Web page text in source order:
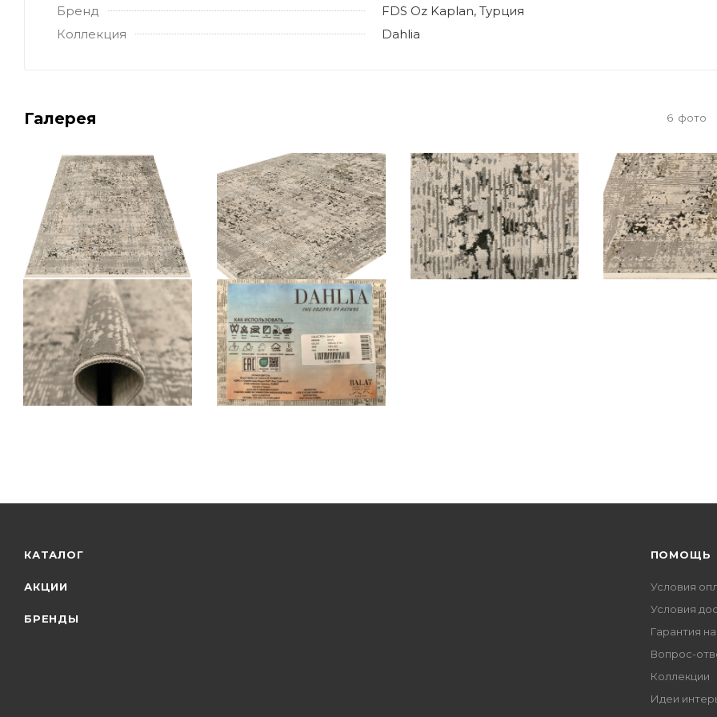
Бренд
FDS Oz Kaplan, Турция
Коллекция
Dahlia
Галерея 6 фото
КАТАЛОГ
АКЦИИ
БРЕНДЫ
ПОМОЩЬ
Условия
Условия
Гарантия
Вопрос-
Коллекции
Идеи